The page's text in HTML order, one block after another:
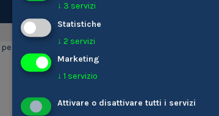
Invia
ragazzi dai 16 ai 25 anni.
↓ 3 servizi
Statistiche
↓ 2 servizi
Marketing
↓ 1 servizio
Attivare o disattivare tutti i servizi